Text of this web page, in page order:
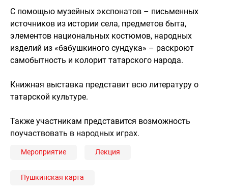
С помощью музейных экспонатов – письменных
источников из истории села, предметов быта,
элементов национальных костюмов, народных
изделий из «бабушкиного сундука» – раскроют
самобытность и колорит татарского народа.
Книжная выставка представит всю литературу о
татарской культуре.
Также участникам представится возможность
поучаствовать в народных играх.
Мероприятие Лекция
Пушкинская карта